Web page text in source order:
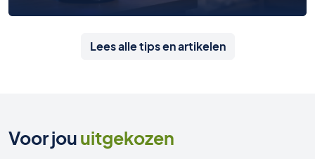
Lees alle tips en artikelen
Voor jouuitgekozen